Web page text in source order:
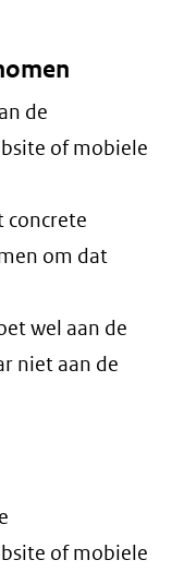
de
of mobiele
concrete
om dat
wel aan de
niet aan de
of mobiele